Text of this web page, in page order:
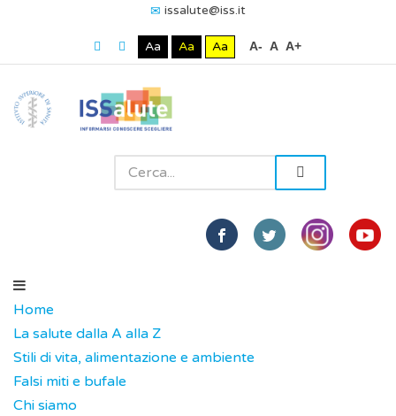
issalute@iss.it
Aa Aa Aa A- A A+
Home
La salute dalla A alla Z
Stili di vita, alimentazione e ambiente
Falsi miti e bufale
Chi siamo